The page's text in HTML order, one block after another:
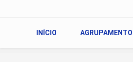
INÍCIO AGRUPAMENTO